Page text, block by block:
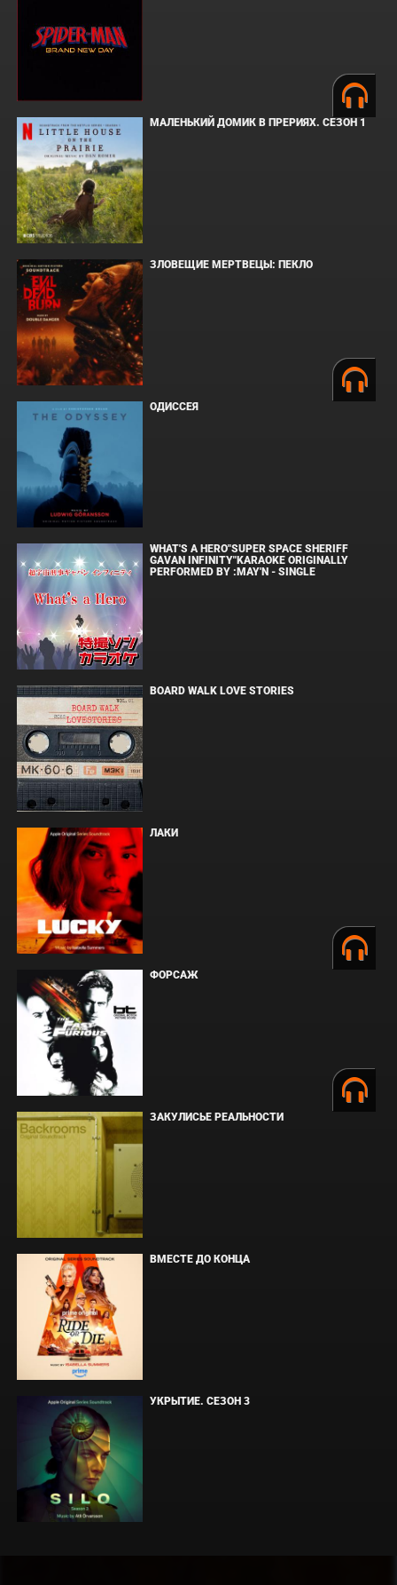
МАЛЕНЬКИЙ ДОМИК В ПРЕРИЯХ. СЕЗОН 1
ЗЛОВЕЩИЕ МЕРТВЕЦЫ: ПЕКЛО
ОДИССЕЯ
WHAT'S A HERO"SUPER SPACE SHERIFF
GAVAN INFINITY"KARAOKE ORIGINALLY
PERFORMED BY :MAY'N - SINGLE
BOARD WALK LOVE STORIES
ЛАКИ
ФОРСАЖ
ЗАКУЛИСЬЕ РЕАЛЬНОСТИ
ВМЕСТЕ ДО КОНЦА
УКРЫТИЕ. СЕЗОН 3